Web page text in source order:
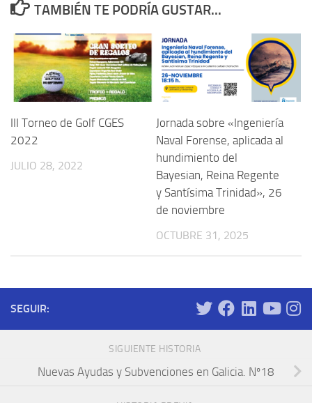
TAMBIÉN TE PODRÍA GUSTAR...
III Torneo de Golf CGES
2022
JULIO 28, 2022
Jornada sobre «Ingeniería
Naval Forense, aplicada al
hundimiento del
Bayesian, Reina Regente
y Santísima Trinidad», 26
de noviembre
OCTUBRE 31, 2025
SEGUIR:
SIGUIENTE HISTORIA
Nuevas Ayudas y Subvenciones en Galicia. Nº18